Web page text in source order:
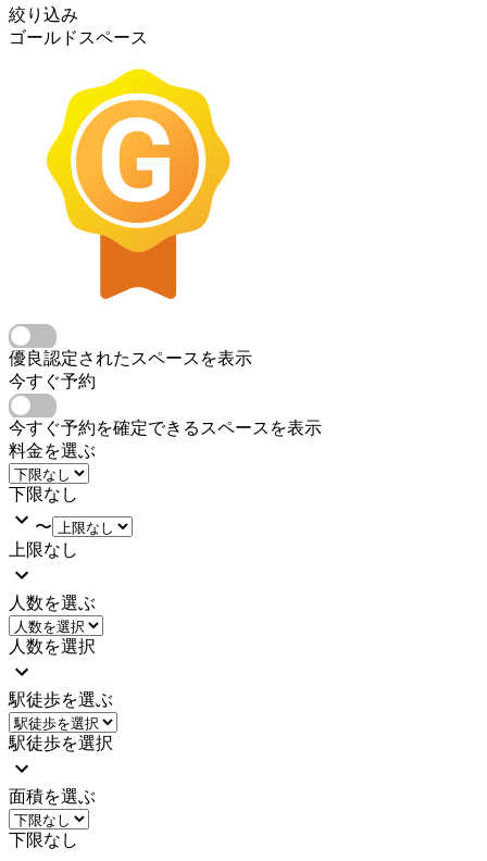
絞り込み
ゴールドスペース
優良認定されたスペースを表示
今すぐ予約
今すぐ予約を確定できるスペースを表示
料金を選ぶ
下限なし
〜
上限なし
人数を選ぶ
人数を選択
駅徒歩を選ぶ
駅徒歩を選択
面積を選ぶ
下限なし